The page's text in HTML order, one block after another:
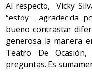
Al respecto, Vicky
“estoy agradecida
bueno contrastar
generosa la manera
Teatro De
preguntas. Es